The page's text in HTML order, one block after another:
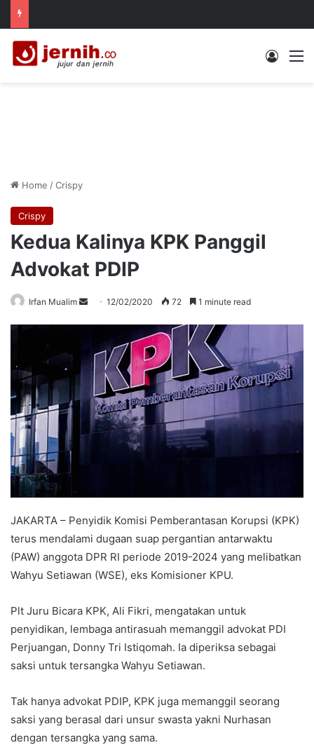
Log In
Home /Crispy
Crispy
Kedua Kalinya KPK Panggil
Advokat PDIP
Irfan Mualim
Send12/02/2020 72 1 minute read
JAKARTA – Penyidik Komisi Pemberantasan Korupsi (KPK)
terus mendalami dugaan suap pergantian antarwaktu
(PAW) anggota DPR RI periode 2019-2024 yang melibatkan
Wahyu Setiawan (WSE), eks Komisioner KPU.
Plt Juru Bicara KPK, Ali Fikri, mengatakan untuk
penyidikan, lembaga antirasuah memanggil advokat PDI
Perjuangan, Donny Tri Istiqomah. Ia diperiksa sebagai
saksi untuk tersangka Wahyu Setiawan.
Tak hanya advokat PDIP, KPK juga memanggil seorang
saksi yang berasal dari unsur swasta yakni Nurhasan
dengan tersangka yang sama.